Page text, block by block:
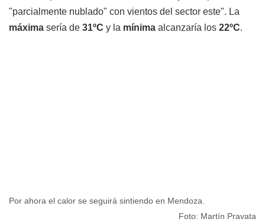
"parcialmente nublado" con vientos del sector este". La
máxima sería de 31ºC y la mínima alcanzaría los 22ºC.
Por ahora el calor se seguirá sintiendo en Mendoza.
Foto: Martín Pravata